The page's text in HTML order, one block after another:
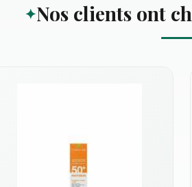
Nos clients ont